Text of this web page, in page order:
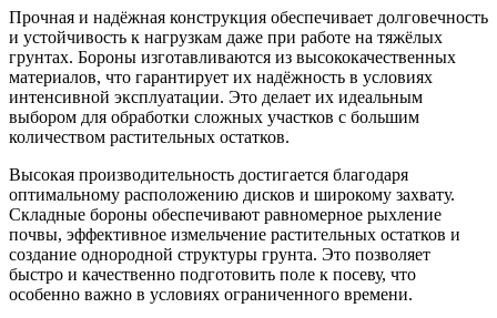
Прочная и надёжная конструкция обеспечивает долговечность
и устойчивость к нагрузкам даже при работе на тяжёлых
грунтах. Бороны изготавливаются из высококачественных
материалов, что гарантирует их надёжность в условиях
интенсивной эксплуатации. Это делает их идеальным
выбором для обработки сложных участков с большим
количеством растительных остатков.
Высокая производительность достигается благодаря
оптимальному расположению дисков и широкому захвату.
Складные бороны обеспечивают равномерное рыхление
почвы, эффективное измельчение растительных остатков и
создание однородной структуры грунта. Это позволяет
быстро и качественно подготовить поле к посеву, что
особенно важно в условиях ограниченного времени.